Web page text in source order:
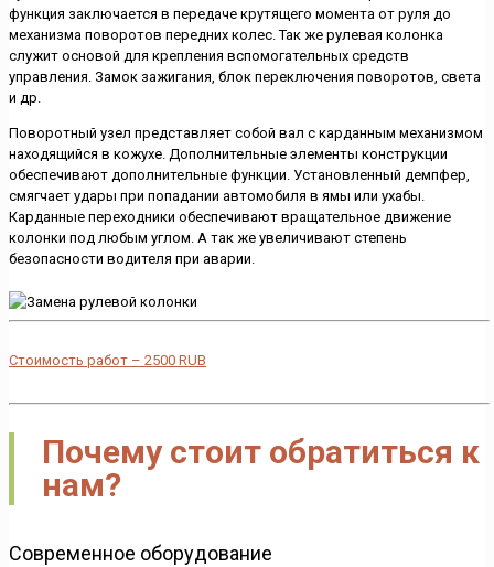
функция заключается в передаче крутящего момента от руля до
механизма поворотов передних колес. Так же рулевая колонка
служит основой для крепления вспомогательных средств
управления. Замок зажигания, блок переключения поворотов, света
и др.
Поворотный узел представляет собой вал с карданным механизмом
находящийся в кожухе. Дополнительные элементы конструкции
обеспечивают дополнительные функции. Установленный демпфер,
смягчает удары при попадании автомобиля в ямы или ухабы.
Карданные переходники обеспечивают вращательное движение
колонки под любым углом. А так же увеличивают степень
безопасности водителя при аварии.
Стоимость работ – 2500 RUB
Почему стоит обратиться к
нам?
Современное оборудование